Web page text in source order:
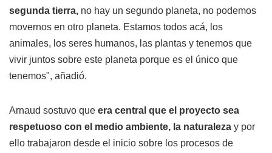
segunda tierra, no hay un segundo planeta, no podemos
movernos en otro planeta. Estamos todos acá, los
animales, los seres humanos, las plantas y tenemos que
vivir juntos sobre este planeta porque es el único que
tenemos", añadió.
Arnaud sostuvo que era central que el proyecto sea
respetuoso con el medio ambiente, la naturaleza y por
ello trabajaron desde el inicio sobre los procesos de